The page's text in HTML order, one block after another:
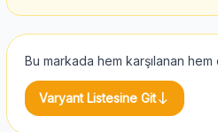
Bu markada hem karşılanan
Varyant Listesine Gitsouth